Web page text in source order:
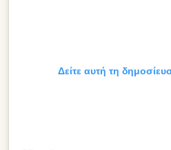
Δείτε αυτή τη